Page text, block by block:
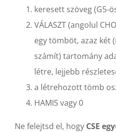
keresett szöveg (G5-
VÁLASZT (angolul
egy tömböt, azaz két
számít) tartomány
létre, lejjebb
a létrehozott tömb
HAMIS vagy 0
Ne felejtsd el, hogy CSE